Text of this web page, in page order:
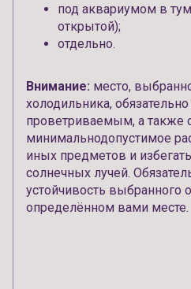
под аквариумом в
открытой);
отдельно.
Внимание: место,
холодильника,
проветриваемым, а также
минимальнодопустимое
иных предметов и
солнечных лучей.
устойчивость выбранного
определённом вами месте.